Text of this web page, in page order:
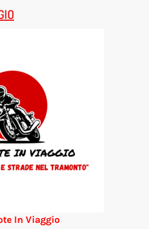
In Viaggio